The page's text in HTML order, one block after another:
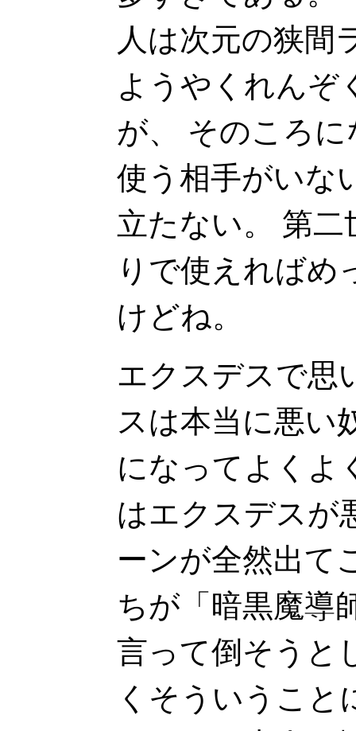
人は次元の狭間
ようやくれんぞ
が、 そのころ
使う相手がいな
立たない。 第
りで使えればめ
けどね。
エクスデスで思
スは本当に悪い
になってよくよ
はエクスデスが
ーンが全然出て
ちが「暗黒魔導
言って倒そうと
くそういうこと